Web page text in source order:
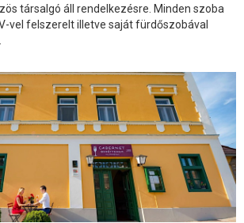
társalgó áll rendelkezésre. Minden szoba
vel felszerelt illetve saját fürdőszobával